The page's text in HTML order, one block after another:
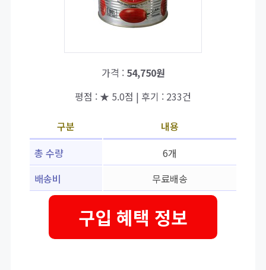
가격 : 54,750원
평점 : ★ 5.0점 | 후기 : 233건
구분
내용
총 수량
6개
배송비
무료배송
구입 혜택 정보